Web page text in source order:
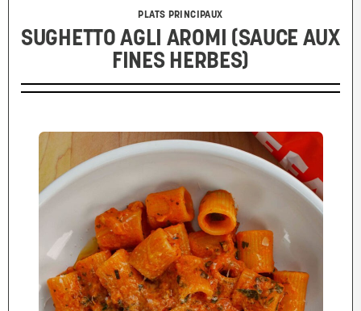
PLATS PRINCIPAUX
SUGHETTO AGLI AROMI (SAUCE AUX
FINES HERBES)